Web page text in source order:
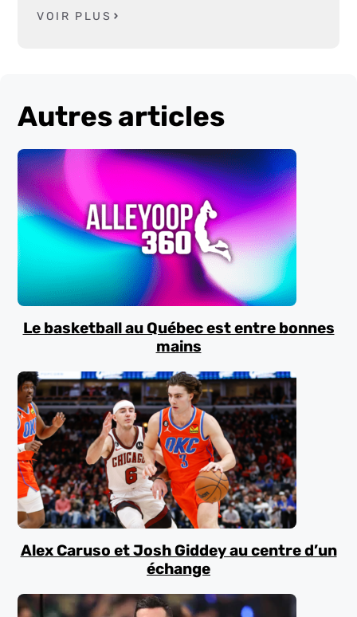
VOIR PLUS
Autres articles
Le basketball au Québec est entre bonnes
mains
Alex Caruso et Josh Giddey au centre d’un
échange